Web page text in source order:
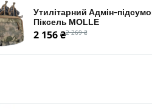
Утилітарний Адмін-
Піксель MOLLE
2 156 ₴2 269 ₴